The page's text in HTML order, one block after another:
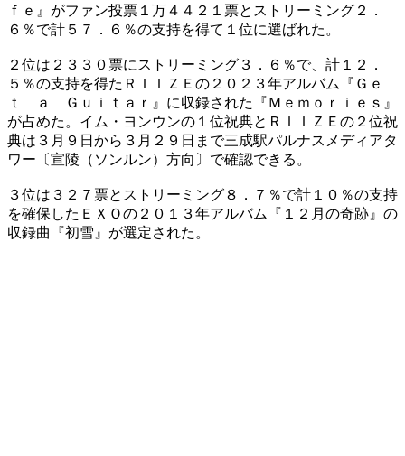
ｆｅ』がファン投票１万４４２１票とストリーミング２．
６％で計５７．６％の支持を得て１位に選ばれた。
​２位は２３３０票にストリーミング３．６％で、計１２．
５％の支持を得たＲＩＩＺＥの２０２３年アルバム『Ｇｅ
ｔ ａ Ｇｕｉｔａｒ』に収録された『Ｍｅｍｏｒｉｅｓ』
が占めた。イム・ヨンウンの１位祝典とＲＩＩＺＥの２位祝
典は３月９日から３月２９日まで三成駅パルナスメディアタ
ワー〔宣陵（ソンルン）方向〕で確認できる。
３位は３２７票とストリーミング８．７％で計１０％の支持
を確保したＥＸＯの２０１３年アルバム『１２月の奇跡』の
収録曲『初雪』が選定された。